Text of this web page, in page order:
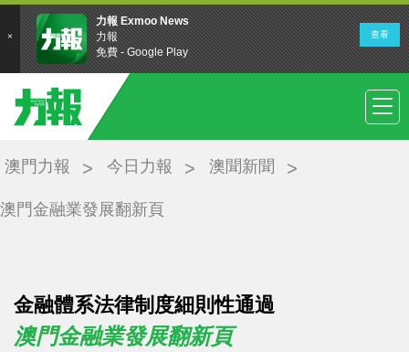
澳門力報 今日力報 澳聞新聞
澳門金融業發展翻新頁
金融體系法律制度細則性通過
澳門金融業發展翻新頁